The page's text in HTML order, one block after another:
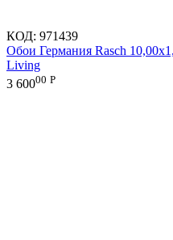
КОД: 971439
Обои Германия Rasch
Living
3 60000 Р